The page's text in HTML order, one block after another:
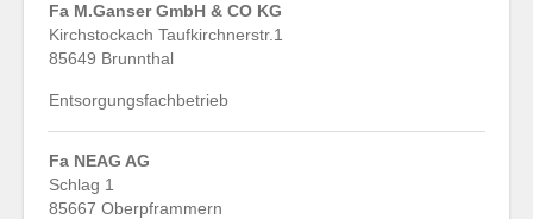
Fa M.Ganser GmbH & CO KG
Kirchstockach Taufkirchnerstr.1
85649 Brunnthal
Entsorgungsfachbetrieb
Fa NEAG AG
Schlag 1
85667 Oberpframmern